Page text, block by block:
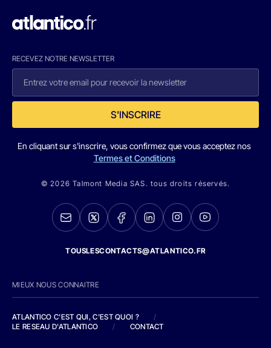
RECEVEZ NOTRE NEWSLETTER
S'INSCRIRE
En cliquant sur s'inscrire, vous confirmez que vous acceptez nos
Termes et Conditions
© 2026 Talmont Media SAS. tous droits réservés.
TOUSLESCONTACTS@ATLANTICO.FR
MIEUX NOUS CONNAITRE
ATLANTICO C'EST QUI, C'EST QUOI ?
/
LE RESEAU D'ATLANTICO
/ CONTACT